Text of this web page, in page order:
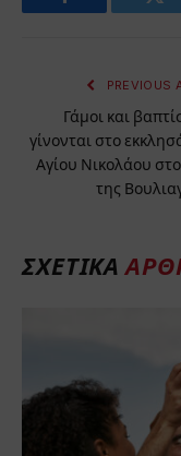
Facebook
PREVIOUS
Γάμοι και
γίνονται στο
Αγίου Νικολάου
της
ΣΧΕΤΙΚΑ